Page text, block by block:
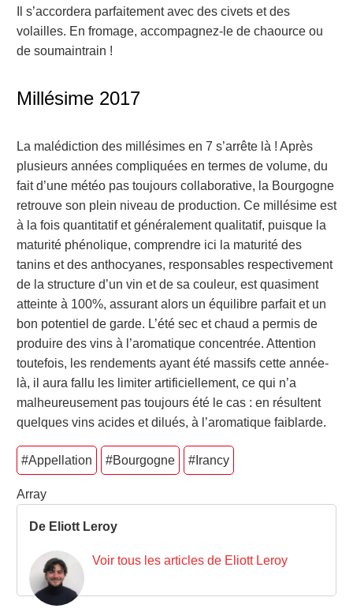
Il s’accordera parfaitement avec des civets et des
volailles. En fromage, accompagnez-le de chaource ou
de soumaintrain !
Millésime 2017
La malédiction des millésimes en 7 s’arrête là ! Après
plusieurs années compliquées en termes de volume, du
fait d’une météo pas toujours collaborative, la Bourgogne
retrouve son plein niveau de production. Ce millésime est
à la fois quantitatif et généralement qualitatif, puisque la
maturité phénolique, comprendre ici la maturité des
tanins et des anthocyanes, responsables respectivement
de la structure d’un vin et de sa couleur, est quasiment
atteinte à 100%, assurant alors un équilibre parfait et un
bon potentiel de garde. L’été sec et chaud a permis de
produire des vins à l’aromatique concentrée. Attention
toutefois, les rendements ayant été massifs cette année-
là, il aura fallu les limiter artificiellement, ce qui n’a
malheureusement pas toujours été le cas : en résultent
quelques vins acides et dilués, à l’aromatique faiblarde.
#Appellation #Bourgogne #Irancy
Array
De Eliott Leroy
Voir tous les articles de Eliott Leroy